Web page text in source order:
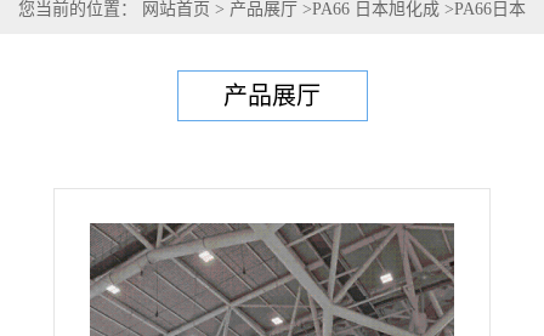
您当前的位置： 网站首页 > 产品展厅 >PA66 日本旭化成 >PA66日本
产品展厅